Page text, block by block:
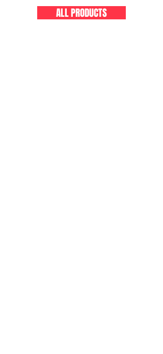
ALL PRODUCTS